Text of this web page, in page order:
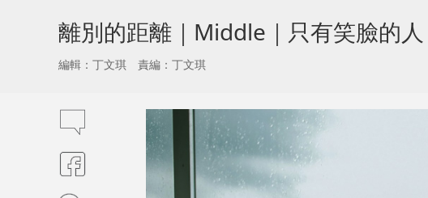
離別的距離｜Middle｜只有笑臉的人
編輯：丁文琪 責編：丁文琪